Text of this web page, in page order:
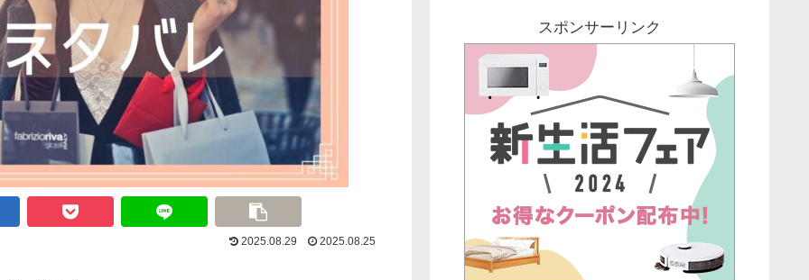
2025.08.29 2025.08.25
スポンサーリンク